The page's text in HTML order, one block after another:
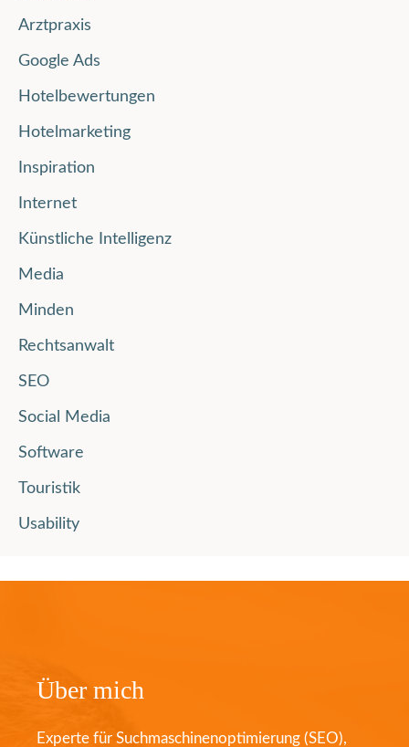
Arztpraxis
Google Ads
Hotelbewertungen
Hotelmarketing
Inspiration
Internet
Künstliche Intelligenz
Media
Minden
Rechtsanwalt
SEO
Social Media
Software
Touristik
Usability
Über mich
Experte für Suchmaschinenoptimierung (SEO),